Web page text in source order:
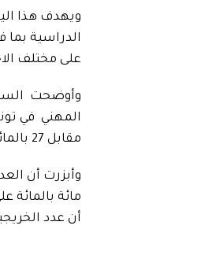
ويهدف هذا
الدراسية
على مختلف
وأوضحت
مقابل 27 بالمائة من خريجي التعليم العالي.
وأبزرت أن
مائة بالمائة
أن عدد